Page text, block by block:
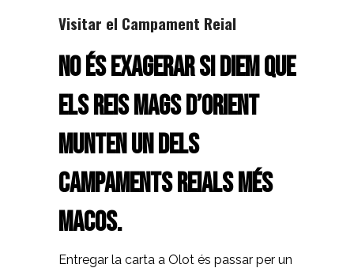
Visitar el Campament Reial
No és exagerar si diem que
els Reis Mags d’Orient
munten un dels
campaments reials més
macos.
Entregar la carta a Olot és passar per un